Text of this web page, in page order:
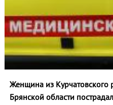
Женщина из Курчатовского
Брянской области